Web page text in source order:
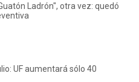
Ladrón", otra vez: quedó
UF aumentará sólo 40